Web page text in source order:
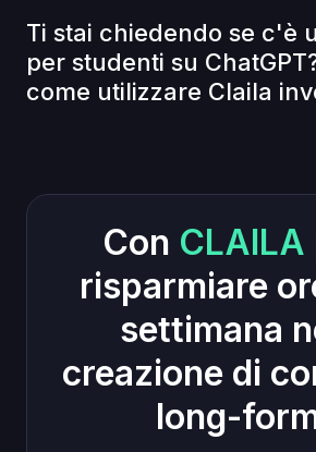
Ti stai chiedendo se c'è
per studenti su
come utilizzare Claila
Con CLAILA
risparmiare
settimana
creazione di
long-